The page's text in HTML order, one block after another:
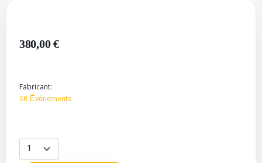
380,00 €
Fabricant:
SR Événements